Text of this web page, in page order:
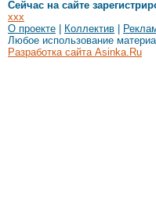
Сейчас на сайте
xxx
О проекте
Коллектив
Любое использование
Разработка сайта Asinka.Ru